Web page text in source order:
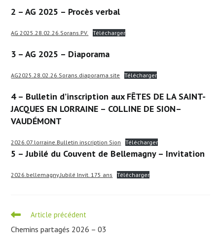
2 – AG 2025 – Procès verbal
AG 2025.28.02.26.Sorans.PV. Télécharger
3 – AG 2025 – Diaporama
AG2025.28.02.26.Sorans.diaporama.site Télécharger
4 – Bulletin d’inscription aux FÊTES DE LA SAINT-
JACQUES EN LORRAINE – COLLINE DE SION–
VAUDÉMONT
2026.07.lorraine.Bulletin inscription Sion Télécharger
5 – Jubilé du Couvent de Bellemagny – Invitation
2026.bellemagny.Jubilé Invit. 175 ans Télécharger
Read
articles
Article précédent
Chemins partagés 2026 – 03